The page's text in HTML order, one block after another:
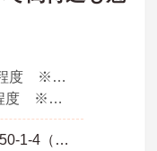
月収 19.1万円～程度 ※諸手当込み
年収 265万円～程度 ※想定年収
福井県 敦賀市 堂50-1-4（長沢）日経ビル1F